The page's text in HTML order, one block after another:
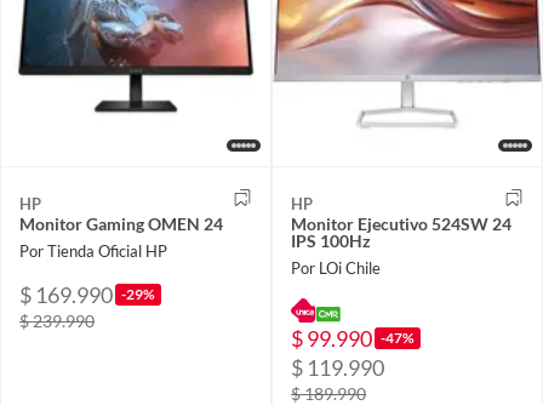
HP
Monitor Gaming OMEN 24
Por Tienda Oficial HP
$ 169.990 -29%
$ 239.990
HP
Monitor Ejecutivo 524SW 24
IPS 100Hz
Por LOi Chile
$ 99.990 -47%
$ 119.990
$ 189.990